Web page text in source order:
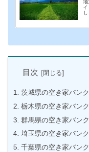
地
目次
茨城県の空き家バン
栃木県の空き家バン
群馬県の空き家バン
埼玉県の空き家バン
千葉県の空き家バン